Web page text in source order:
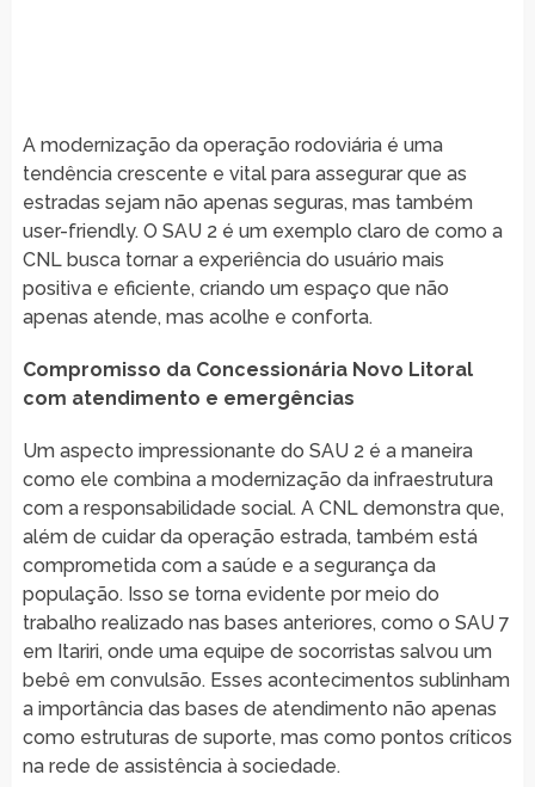
A modernização da operação rodoviária é uma
tendência crescente e vital para assegurar que as
estradas sejam não apenas seguras, mas também
user-friendly. O SAU 2 é um exemplo claro de como a
CNL busca tornar a experiência do usuário mais
positiva e eficiente, criando um espaço que não
apenas atende, mas acolhe e conforta.
Compromisso da Concessionária Novo Litoral
com atendimento e emergências
Um aspecto impressionante do SAU 2 é a maneira
como ele combina a modernização da infraestrutura
com a responsabilidade social. A CNL demonstra que,
além de cuidar da operação estrada, também está
comprometida com a saúde e a segurança da
população. Isso se torna evidente por meio do
trabalho realizado nas bases anteriores, como o SAU 7
em Itariri, onde uma equipe de socorristas salvou um
bebê em convulsão. Esses acontecimentos sublinham
a importância das bases de atendimento não apenas
como estruturas de suporte, mas como pontos críticos
na rede de assistência à sociedade.